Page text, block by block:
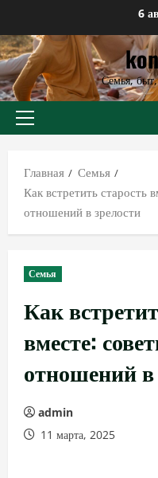
к
содержимому
6
Семья,
Основное
Главная
Семья
Как встретить старость
отношений в зрелости
Семья
Как
вместе:
отношений в
admin
11 марта, 2025